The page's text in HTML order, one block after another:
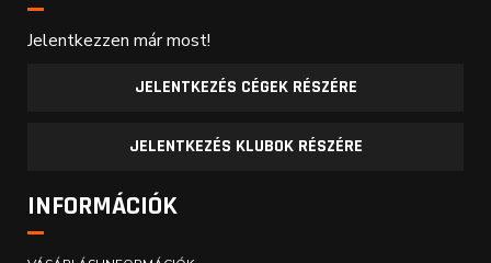
Jelentkezzen már most!
JELENTKEZÉS CÉGEK RÉSZÉRE
JELENTKEZÉS KLUBOK RÉSZÉRE
INFORMÁCIÓK